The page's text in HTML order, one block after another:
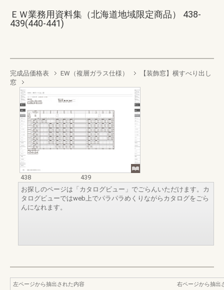
ＥＷ業務用資料集（北海道地域限定商品） 438-
439(440-441)
完成品価格表 EW（複層ガラス仕様）
【装飾窓】横すべり出し
窓
438
439
お探しのページは「カタログビュー」でごらんいただけます。カ
タログビューではweb上でパラパラめくりながらカタログをごら
んになれます。
左ページから抽出された内容
右ページから抽出